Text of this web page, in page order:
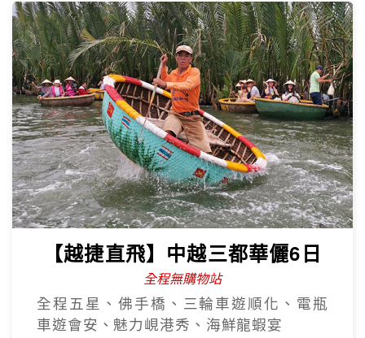
【越捷直飛】中越三都華儷6日
全程無購物站
全程五星、佛手橋、三輪車遊順化、電瓶
車遊會安、魅力峴港秀、海鮮龍蝦宴